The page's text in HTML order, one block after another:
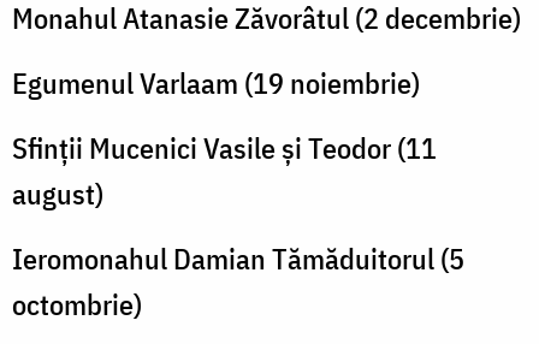
Monahul Atanasie Zăvorâtul (2 decembrie)
Egumenul Varlaam (19 noiembrie)
Sfinții Mucenici Vasile și Teodor (11
august)
Ieromonahul Damian Tămăduitorul (5
octombrie)